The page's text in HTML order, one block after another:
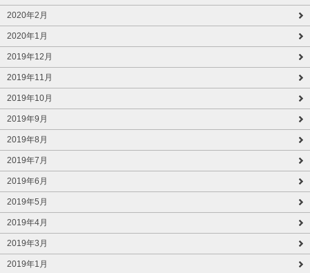
2020年2月
2020年1月
2019年12月
2019年11月
2019年10月
2019年9月
2019年8月
2019年7月
2019年6月
2019年5月
2019年4月
2019年3月
2019年1月